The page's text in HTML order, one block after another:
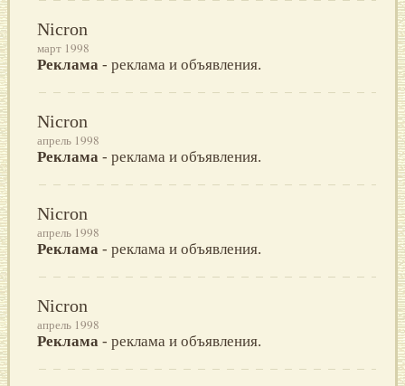
Nicron
март 1998
Реклама - реклама и объявления.
Nicron
апрель 1998
Реклама - реклама и объявления.
Nicron
апрель 1998
Реклама - реклама и объявления.
Nicron
апрель 1998
Реклама - реклама и объявления.